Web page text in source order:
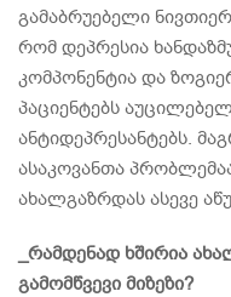
გამაბრუებელი
რომ დეპრესია
კომპონენტია და
პაციენტებს
ანტიდეპრესანტებს.
ასაკოვანთა
ახალგაზრდას ასევე
_რამდენად ხშირია
გამომწვევი მიზეზი?